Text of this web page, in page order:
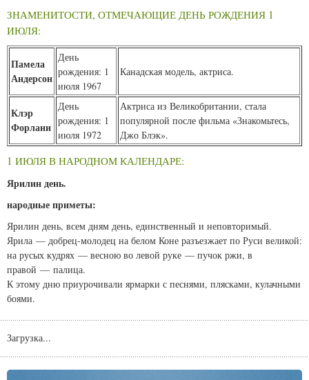
ЗНАМЕНИТОСТИ, ОТМЕЧАЮЩИЕ ДЕНЬ РОЖДЕНИЯ 1
ИЮЛЯ:
Памела
Андерсон
День
рождения: 1
июля 1967
Канадская модель, актриса.
Клэр
Форлани
День
рождения: 1
июля 1972
Актриса из Великобритании, стала
популярной после фильма «Знакомьтесь,
Джо Блэк».
1 ИЮЛЯ В НАРОДНОМ КАЛЕНДАРЕ:
Ярилин день.
народные приметы:
Ярилин день, всем дням день, единственный и неповторимый.
Ярила — добрец-молодец на белом Коне разъезжает по Руси великой:
на русых кудрях — весною во левой руке — пучок ржи, в
правой — палица.
К этому дню приурочивали ярмарки с песнями, плясками, кулачными
боями.
Загрузка...